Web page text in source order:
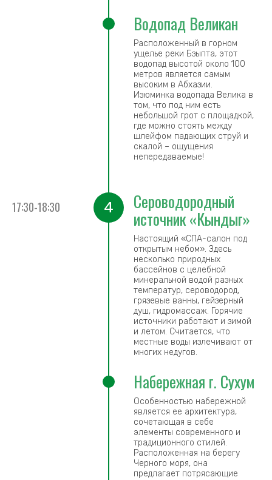
Водопад Великан
Расположенный в горном
ущелье реки Бзыпта, этот
водопад высотой около 100
метров является самым
высоким в Абхазии.
Изюминка водопада Велика в
том, что под ним есть
небольшой грот с площадкой,
где можно стоять между
шлейфом падающих струй и
скалой – ощущения
непередаваемые!
17:30-18:30 4 Сероводородный
источник «Кындыг»
Настоящий «СПА-салон под
открытым небом». Здесь
несколько природных
бассейнов с целебной
минеральной водой разных
температур, сероводород,
грязевые ванны, гейзерный
душ, гидромассаж. Горячие
источники работают и зимой
и летом. Считается, что
местные воды излечивают от
многих недугов.
Набережная г. Сухум
Особенностью набережной
является ее архитектура,
сочетающая в себе
элементы современного и
традиционного стилей.
Расположенная на берегу
Черного моря, она
предлагает потрясающие